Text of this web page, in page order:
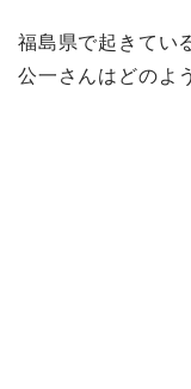
福島県で起きてい
公一さんはどのよ